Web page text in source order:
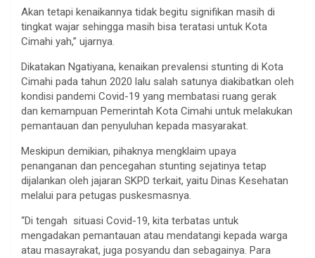
Akan tetapi kenaikannya tidak begitu signifikan masih di
tingkat wajar sehingga masih bisa teratasi untuk Kota
Cimahi yah,” ujarnya.
Dikatakan Ngatiyana, kenaikan prevalensi stunting di Kota
Cimahi pada tahun 2020 lalu salah satunya diakibatkan oleh
kondisi pandemi Covid-19 yang membatasi ruang gerak
dan kemampuan Pemerintah Kota Cimahi untuk melakukan
pemantauan dan penyuluhan kepada masyarakat.
Meskipun demikian, pihaknya mengklaim upaya
penanganan dan pencegahan stunting sejatinya tetap
dijalankan oleh jajaran SKPD terkait, yaitu Dinas Kesehatan
melalui para petugas puskesmasnya.
“Di tengah situasi Covid-19, kita terbatas untuk
mengadakan pemantauan atau mendatangi kepada warga
atau masayrakat, juga posyandu dan sebagainya. Para